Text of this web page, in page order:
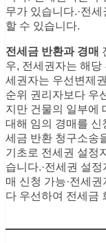
무가 있습니다.·전
할 수 있습니다.
전세금 반환과 경매
우, 전세권자는 해당
세권자는 우선변제
순위 권리자보다 우
지만 건물의 일부에
대해 임의 경매를 신
세금 반환 청구소송
기초로 전세권 설정
습니다.·전세권 설
매 신청 가능·전세
다 우선하여 전세금